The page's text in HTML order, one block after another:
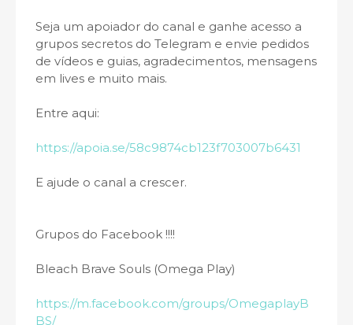
Seja um apoiador do canal e ganhe acesso a
grupos secretos do Telegram e envie pedidos
de vídeos e guias, agradecimentos, mensagens
em lives e muito mais.
Entre aqui:
https://apoia.se/58c9874cb123f703007b6431
E ajude o canal a crescer.
Grupos do Facebook !!!!
Bleach Brave Souls (Omega Play)
https://m.facebook.com/groups/OmegaplayB
BS/